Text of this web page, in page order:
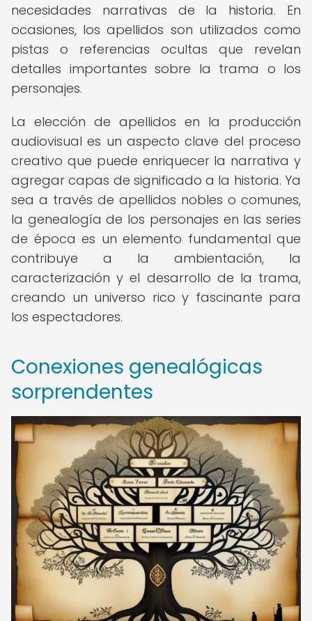
necesidades narrativas de la historia. En
ocasiones, los apellidos son utilizados como
pistas o referencias ocultas que revelan
detalles importantes sobre la trama o los
personajes.
La elección de apellidos en la producción
audiovisual es un aspecto clave del proceso
creativo que puede enriquecer la narrativa y
agregar capas de significado a la historia. Ya
sea a través de apellidos nobles o comunes,
la genealogía de los personajes en las series
de época es un elemento fundamental que
contribuye a la ambientación, la
caracterización y el desarrollo de la trama,
creando un universo rico y fascinante para
los espectadores.
Conexiones genealógicas
sorprendentes